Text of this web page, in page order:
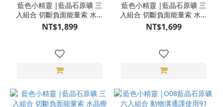
藍色小精靈 |藍晶石原礦 三
入組合 切斷負面能量索 水晶
療癒 水晶排列 動物溝通課使
用 3CT24-07
NT$1,899
藍色小精靈 |藍晶石原礦 三
入組合 切斷負面能量索 水晶
療癒 水晶排列 動物溝通課使
用 3CT24-05
NT$1,699